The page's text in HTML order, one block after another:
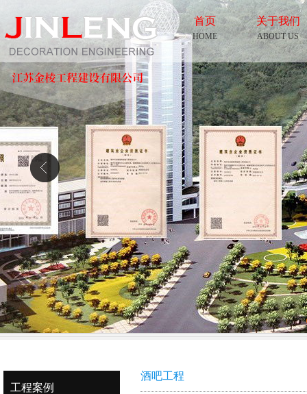
首页
HOME
关于我们
ABOUT US
工程案例
酒吧工程